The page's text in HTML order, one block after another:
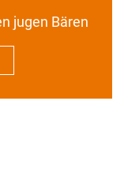
jugen Bären